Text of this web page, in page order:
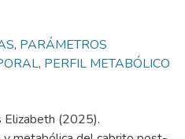
, PARÁMETROS
, PERFIL METABÓLICO
Elizabeth (2025).